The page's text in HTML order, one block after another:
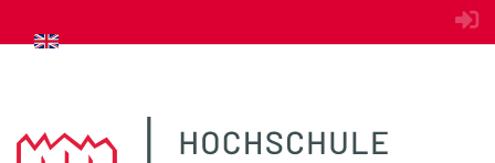
zum Inhalt springen